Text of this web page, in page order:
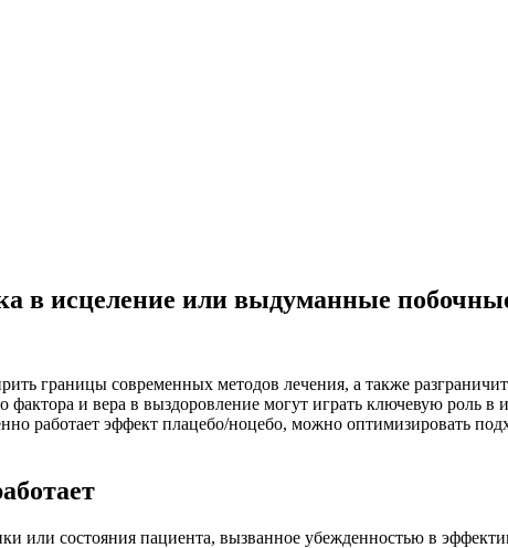
в исцеление или выдуманные
границы современных методов лечения, а также
и вера в выздоровление могут играть ключевую роль
работает эффект плацебо/ноцебо, можно оптимизировать
или состояния пациента, вызванное убежденностью в